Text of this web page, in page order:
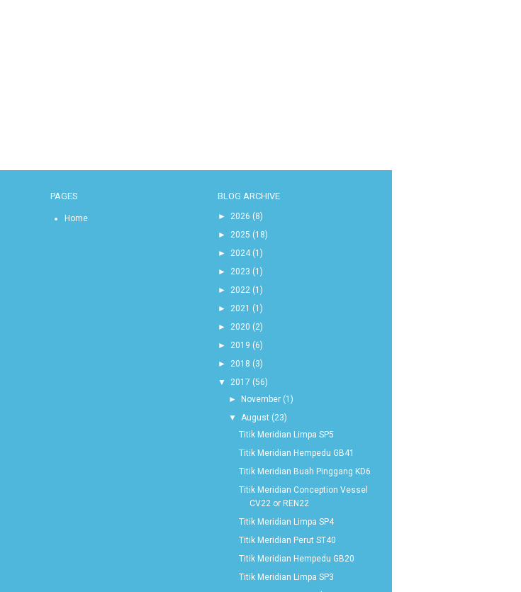
PAGES
Home
BLOG ARCHIVE
► 2026 (8)
► 2025 (18)
► 2024 (1)
► 2023 (1)
► 2022 (1)
► 2021 (1)
► 2020 (2)
► 2019 (6)
► 2018 (3)
▼
2017 (56)
►
November (1)
▼ August (23)
Titik Meridian Limpa SP5
Titik Meridian Hempedu GB41
Titik Meridian Buah Pinggang KD6
Titik Meridian Conception Vessel
CV22 or REN22
Titik Meridian Limpa SP4
Titik Meridian Perut ST40
Titik Meridian Hempedu GB20
Titik Meridian Limpa SP3